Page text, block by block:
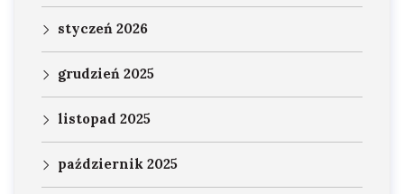
styczeń 2026
grudzień 2025
listopad 2025
październik 2025